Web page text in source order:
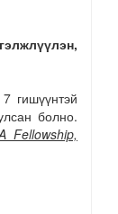
гишүүнтэй
болно.
Fellowship,